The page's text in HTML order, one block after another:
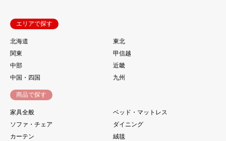
エリアで探す
北海道
東北
関東
甲信越
中部
近畿
中国・四国
九州
商品で探す
家具全般
ベッド・マットレス
ソファ・チェア
ダイニング
カーテン
絨毯